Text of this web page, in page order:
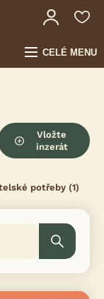
CELÉ MENU
Vložte
inzerát
potřeby (1)